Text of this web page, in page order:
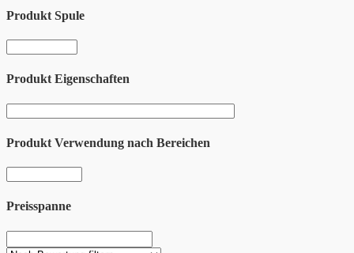
Produkt Spule
Produkt Eigenschaften
Produkt Verwendung nach Bereichen
Preisspanne